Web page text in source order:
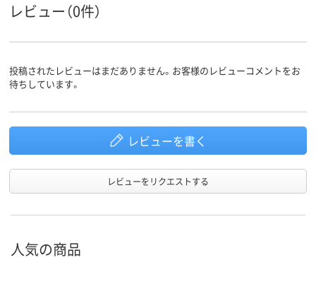
レビュー（0件）
投稿されたレビューはまだありません。お客様のレビューコメントをお
待ちしています。
レビューを書く
レビューをリクエストする
人気の商品